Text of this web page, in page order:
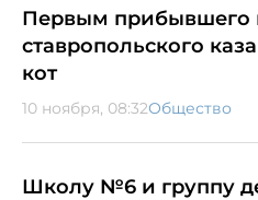
Первым прибывшего
ставропольского
кот
10 ноября, 08:32Общество
Школу №6 и группу